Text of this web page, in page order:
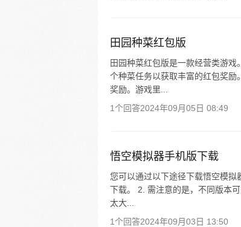
田园种菜红包版
田园种菜红包版是一款经营类游
个种菜任务以获取丰富的红包奖
奖励。游戏里...
1个回答2024年09月05日 08:49
悟空模拟器手机版下载
您可以通过以下途径下载悟空模
下载。 2. 需注意的是，不同版本
太大...
1个回答2024年09月03日 13:50